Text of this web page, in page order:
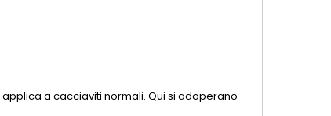
a cacciaviti normali. Qui si adoperano